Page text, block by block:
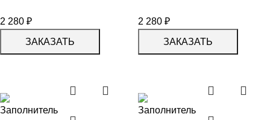
2 280 ₽
ЗАКАЗАТЬ
2 280 ₽
ЗАКАЗАТЬ